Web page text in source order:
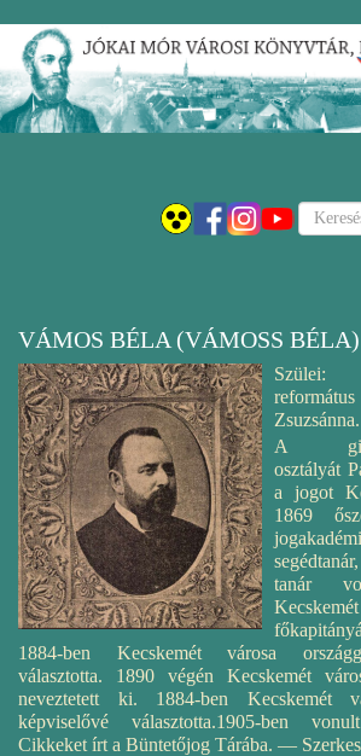
Ugrás
tartalomra
Keresés
VÁMOS BÉLA (VÁMOSS BÉLA)
Szülei:
Zsuzsánna.
A
osztályát
a jogot
1869
tanár
1884-ben Kecskemét városa
választotta. 1890 végén Kecskemét
neveztetett ki. 1884-ben Kecskemét
képviselővé választotta.1905-ben
Cikkeket írt a Büntetőjog Tárába. —